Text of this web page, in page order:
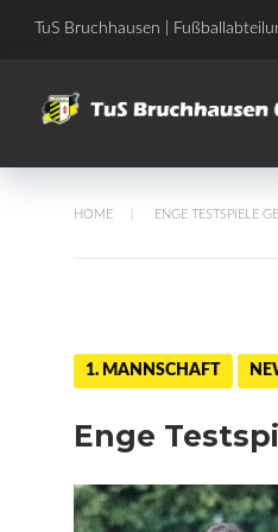
TuS Bruchhausen |
HOME / ENGE TESTSPIELE
1. MANNSCHAFT
Enge